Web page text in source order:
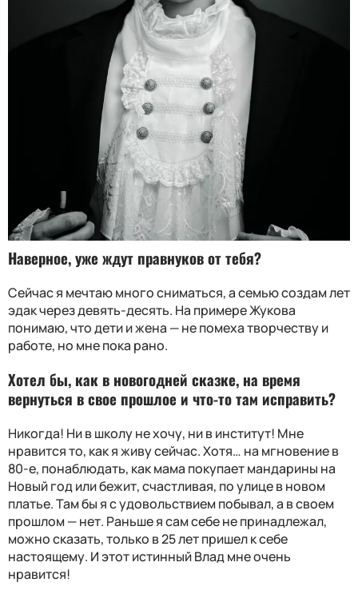
Наверное, уже ждут правнуков от тебя?
Сейчас я мечтаю много сниматься, а семью создам лет
эдак через девять-десять. На примере Жукова
понимаю, что дети и жена — не помеха творчеству и
работе, но мне пока рано.
Хотел бы, как в новогодней сказке, на время
вернуться в свое прошлое и что-то там исправить?
Никогда! Ни в школу не хочу, ни в институт! Мне
нравится то, как я живу сейчас. Хотя… на мгновение в
80-е, понаблюдать, как мама покупает мандарины на
Новый год или бежит, счастливая, по улице в новом
платье. Там бы я с удовольствием побывал, а в своем
прошлом — нет. Раньше я сам себе не принадлежал,
можно сказать, только в 25 лет пришел к себе
настоящему. И этот истинный Влад мне очень
нравится!